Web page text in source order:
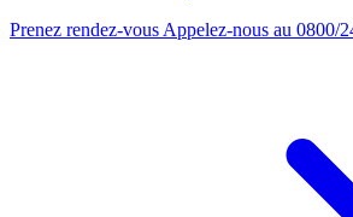
Prenez rendez-vous Appelez-nous au 0800/